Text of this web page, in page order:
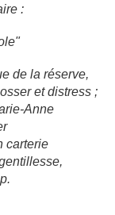
:
de la réserve,
et distress ;
Anne
carterie